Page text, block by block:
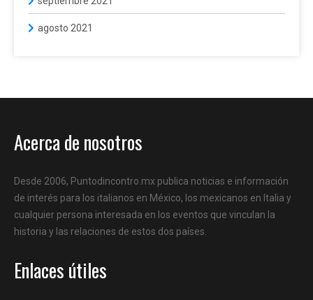
agosto 2021
Acerca de nosotros
Desde 2006, Puntodincontro.mx publica noticias e información
de interés para los italianos en México, los mexicanos en Italia y
cualquier persona interesada en los eventos que vinculan la
historia y las relaciones de estos dos países.
Enlaces útiles